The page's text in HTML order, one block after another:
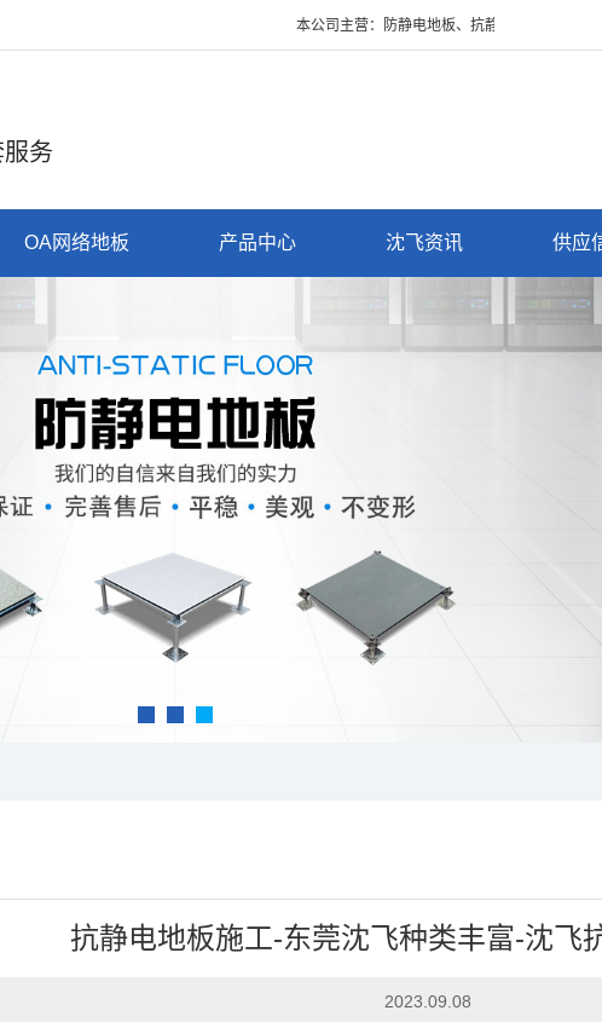
本公司主营：防静电地板、抗静电地板、机房静电地板、全钢
务
OA网络地板 产品中心 沈飞资讯 供应
抗静电地板施工-东莞沈飞种类丰富-沈飞
2023.09.08